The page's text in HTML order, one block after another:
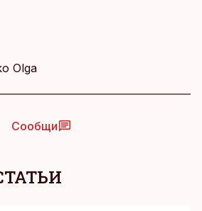
Olga
Сообщи